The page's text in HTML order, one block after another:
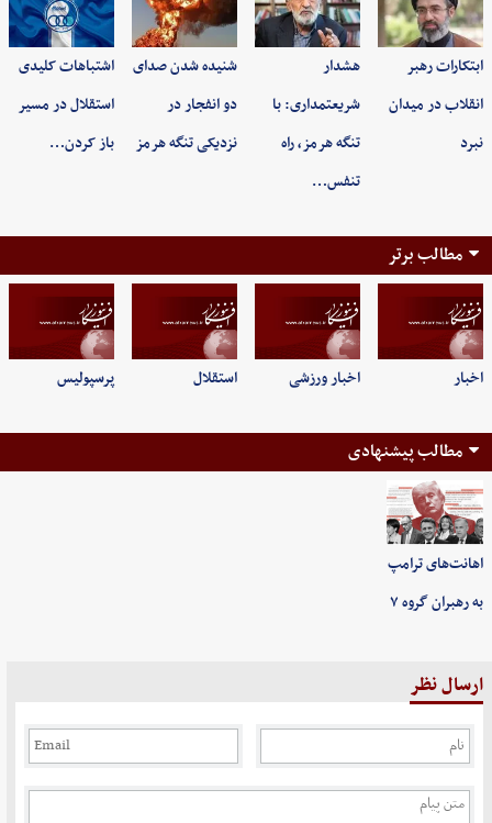
ابتکارات رهبر
انقلاب در میدان
نبرد
هشدار
شریعتمداری: با
تنگه هرمز، راه
تنفس…
شنیده شدن صدای
دو انفجار در
نزدیکی تنگه هرمز
اشتباهات کلیدی
استقلال در مسیر
باز کردن…
مطالب برتر
اخبار اخبار ورزشی استقلال پرسپولیس
مطالب پیشنهادی
اهانت‌های ترامپ
به رهبران گروه ۷
ارسال نظر